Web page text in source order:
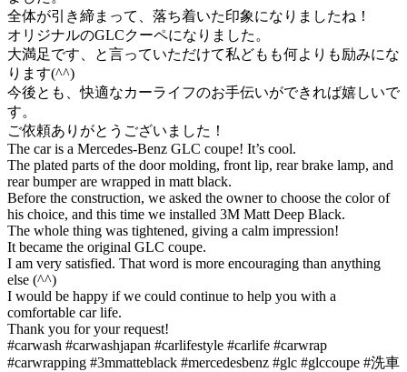
全体が引き締まって、落ち着いた印象になりましたね！
オリジナルのGLCクーペになりました。
大満足です、と言っていただけて私どもも何よりも励みにな
ります(^^)
今後とも、快適なカーライフのお手伝いができれば嬉しいで
す。
ご依頼ありがとうございました！
The car is a Mercedes-Benz GLC coupe! It’s cool.
The plated parts of the door molding, front lip, rear brake lamp, and
rear bumper are wrapped in matt black.
Before the construction, we asked the owner to choose the color of
his choice, and this time we installed 3M Matt Deep Black.
The whole thing was tightened, giving a calm impression!
It became the original GLC coupe.
I am very satisfied. That word is more encouraging than anything
else (^^)
I would be happy if we could continue to help you with a
comfortable car life.
Thank you for your request!
#carwash #carwashjapan #carlifestyle #carlife #carwrap
#carwrapping #3mmatteblack #mercedesbenz #glc #glccoupe #洗車